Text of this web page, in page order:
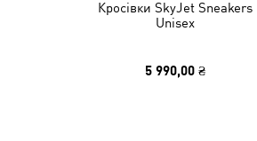
Кросівки SkyJet Sneakers
Unisex
5 990,00 ₴